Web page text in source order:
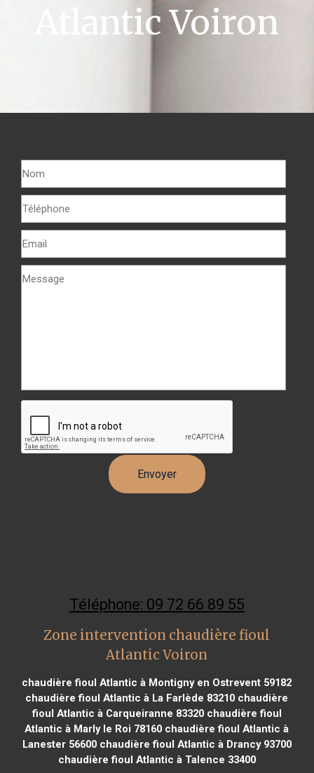
Atlantic Voiron
Téléphone: 09 72 66 89 55
Zone intervention chaudière fioul
Atlantic Voiron
chaudière fioul Atlantic à Montigny en Ostrevent 59182
chaudière fioul Atlantic à La Farlède 83210 chaudière
fioul Atlantic à Carqueiranne 83320chaudière fioul
Atlantic à Marly le Roi 78160 chaudière fioul Atlantic à
Lanester 56600chaudière fioul Atlantic à Drancy 93700
chaudière fioul Atlantic à Talence 33400